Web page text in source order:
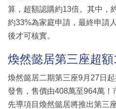
算，超額認購約13倍。其中，
約33%為家庭申請，最終申請
後才可核實。
煥然懿居第三座超額
煥然懿居二期第三座9月27日
發售，售價由408萬至964萬！
先導項目煥然懿居將推出第三